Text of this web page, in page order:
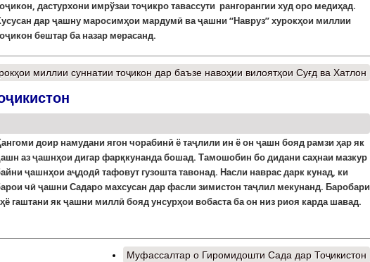
дастурхони имрўзаи тоҷикро тавассути рангорангии худ оро медиҳад.
дар ҷашну маросимҳои мардумӣ ва ҷашни “Навруз” хурокҳои миллии
бештар ба назар мерасанд.
миллии суннатии тоҷикон дар баъзе навоҳии вилоятҳои Суғд ва Хатлон
доир намудани ягон чорабинӣ ё таҷлили ин ё он ҷашн бояд рамзи ҳар як
аз ҷашнҳои дигар фарқкунанда бошад. Тамошобин бо дидани саҳнаи мазкур
ҷашнҳои аҷдодӣ тафовут гузошта тавонад. Насли наврас дарк кунад, ки
чӣ ҷашни Садаро махсусан дар фасли зимистон таҷлил мекунанд. Баробари
гаштани як ҷашни миллӣ бояд унсурҳои вобаста ба он низ риоя карда шавад.
Муфассалтар о Гиромидошти Сада дар Тоҷикистон